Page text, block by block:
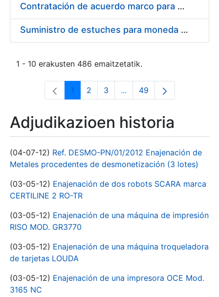
Contratación de acuerdo marco para el Suministro de Material de Electricidad para la Fábrica Nacional de Moneda y Timbre-Real Casa de la Moneda en su centro de trabajo de Burgos
Suministro de estuches para moneda de 30 €
1 - 10 erakusten 486 emaitzetatik.
Orrialdea
1 Orrialdea
2 Orrialdea
3 ...Intermediate Pages Use
Orrialdea
49
Adjudikazioen historia
(04-07-12) Ref. DESMO-PN/01/2012 Enajenación de
Metales procedentes de desmonetización (3 lotes)
(03-05-12) Enajenación de dos robots SCARA marca
CERTILINE 2 RO-TR
(03-05-12) Enajenación de una máquina de impresión
RISO MOD. GR3770
(03-05-12) Enajenación de una máquina troqueladora
de tarjetas LOUDA
(03-05-12) Enajenación de una impresora OCE Mod.
3165 NC